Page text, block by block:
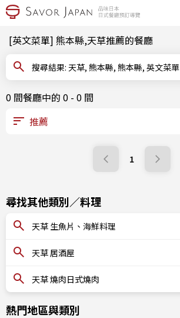
[英文菜單] 熊本縣,天草推薦的餐廳
搜尋結果: 天草, 熊本縣, 熊本縣, 英文菜單
0 間餐廳中的 0 - 0 間
1
尋找其他類別／料理
天草 生魚片、海鮮料理
天草 居酒屋
天草 燒肉日式燒肉
熱門地區與類別